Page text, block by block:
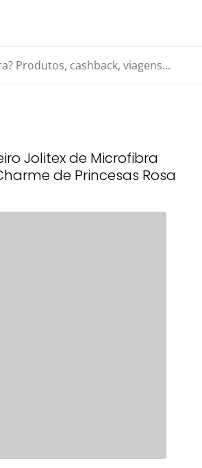
cashback, viagens...
Jolitex de Microfibra
de Princesas Rosa